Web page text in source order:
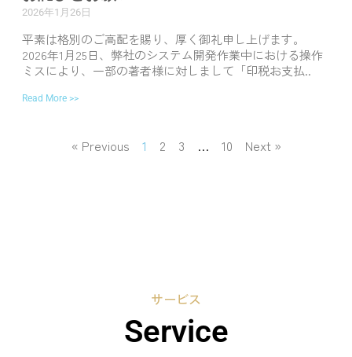
2026年1月26日
平素は格別のご高配を賜り、厚く御礼申し上げます。
2026年1月25日、弊社のシステム開発作業中における操作
ミスにより、一部の著者様に対しまして「印税お支払..
Read More >>
« Previous 1 2 3 … 10 Next »
サービス
Service